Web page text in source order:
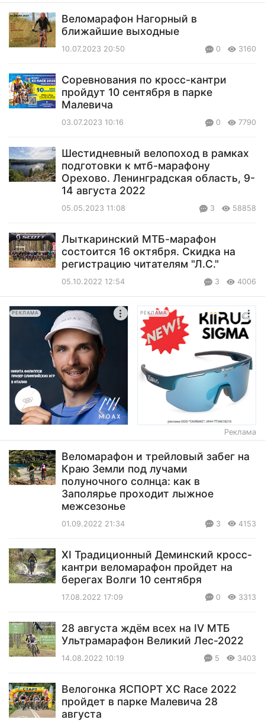
Веломарафон Нагорный в
ближайшие выходные
10.07.2023 20:50 0 3160
Соревнования по кросс-кантри
пройдут 10 сентября в парке
Малевича
03.07.2023 10:16 0 7790
Шестидневный велопоход в рамках
подготовки к мтб-марафону
Орехово. Ленинградская область, 9-
14 августа 2022
05.05.2023 11:08 3 58858
Лыткаринский МТБ-марафон
состоится 16 октября. Скидка на
регистрацию читателям "Л.С."
05.10.2022 12:54 3 4006
РЕКЛАМА РЕКЛАМА
Реклама
Веломарафон и трейловый забег на
Краю Земли под лучами
полуночного солнца: как в
Заполярье проходит лыжное
межсезонье
01.09.2022 21:34 3 4153
XI Традиционный Деминский кросс-
кантри веломарафон пройдет на
берегах Волги 10 сентября
17.08.2022 17:09 0 3313
28 августа ждём всех на IV МТБ
Ультрамарафон Великий Лес-2022
14.08.2022 10:19 5 3403
Велогонка ЯСПОРТ XC Race 2022
пройдет в парке Малевича 28
августа